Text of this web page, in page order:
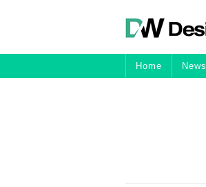
Home News